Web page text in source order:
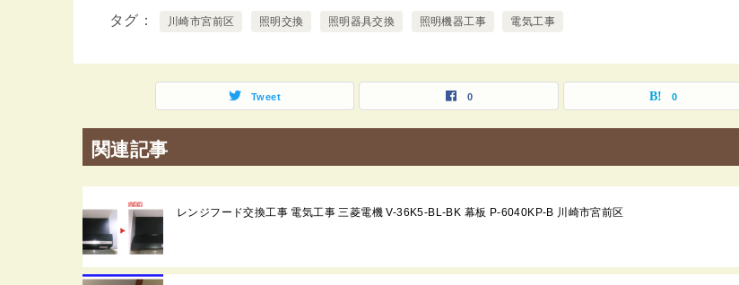
タグ 川崎市宮前区 照明交換 照明器具交換 照明機器工事 電気工事
Tweet 0 0
関連記事
レンジフード交換工事 電気工事 三菱電機 V-36K5-BL-BK 幕板 P-6040KP-B 川崎市宮前区